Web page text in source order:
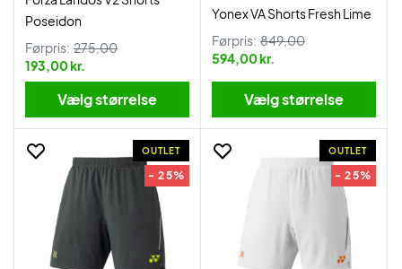
Poseidon
Førpris: 275,00
193,00 kr.
Vælg størrelse
Yonex VA Shorts Fresh Lime
Førpris: 849,00
594,00 kr.
Vælg størrelse
OUTLET
- 25%
OUTLET
- 25%